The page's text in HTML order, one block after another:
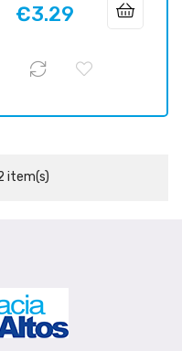
Price
€3.29
item(s)